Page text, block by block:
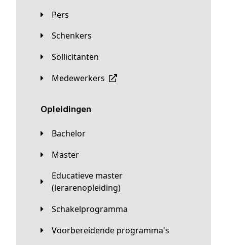
Pers
Schenkers
Sollicitanten
Medewerkers
Opleidingen
Bachelor
Master
Educatieve master
(lerarenopleiding)
Schakelprogramma
Voorbereidende programma's